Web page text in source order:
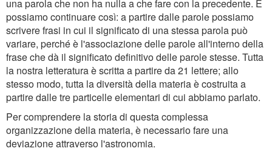
una parola che non ha nulla a che fare con la precedente. E
possiamo continuare così: a partire dalle parole possiamo
scrivere frasi in cui il significato di una stessa parola può
variare, perché è l'associazione delle parole all'interno della
frase che dà il significato definitivo delle parole stesse. Tutta
la nostra letteratura è scritta a partire da 21 lettere; allo
stesso modo, tutta la diversità della materia è costruita a
partire dalle tre particelle elementari di cui abbiamo parlato.
Per comprendere la storia di questa complessa
organizzazione della materia, è necessario fare una
deviazione attraverso l'astronomia.